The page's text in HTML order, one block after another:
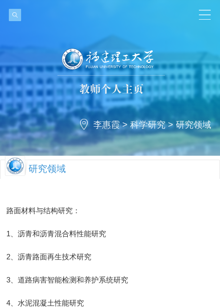
李惠霞>科学研究>研究领域
研究领域
路面材料与结构研究：
1、沥青和沥青混合料性能研究
2、沥青路面再生技术研究
3、道路病害智能检测和养护系统研究
4、水泥混凝土性能研究